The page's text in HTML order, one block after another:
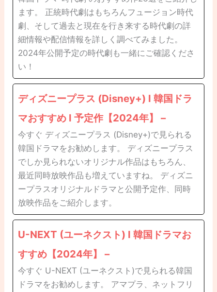
ます。 正統時代劇はもちろんフュージョン時代
劇、そして過去と現在を行き来する時代劇の詳
細情報や配信情報を詳しく調べてみました。
2024年公開予定の時代劇も一緒にご確認くださ
い！
ディズニープラス (Disney+) l 韓国ドラ
マおすすめ l 予定作【2024年】 –
今すぐ ディズニープラス (Disney+)で見られる
韓国ドラマをお勧めします。 ディズニープラス
でしか見られないオリジナル作品はもちろん、
最近同時放映作品も増えていますね。 ディズニ
ープラスオリジナルドラマと公開予定作、同時
放映作品をご紹介します。
U-NEXT (ユーネクスト) l 韓国ドラマお
すすめ【2024年】 –
今すぐ U-NEXT (ユーネクスト)で見られる韓国
ドラマをお勧めします。 アマプラ、ネットフリ